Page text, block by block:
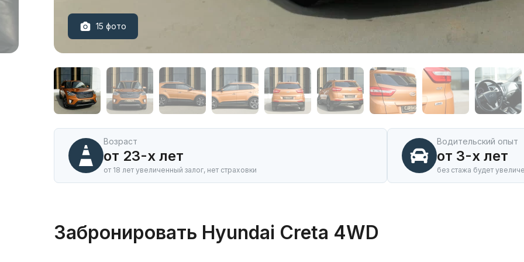
автомобиля
Hyundai
Creta
4WD
в
Иркутске
15 фото
Возраст
от 23-х лет
от 18 лет увеличенный залог, нет страховки
Водительский опыт
от 3-х лет
без стажа будет
Забронировать Hyundai Creta 4WD